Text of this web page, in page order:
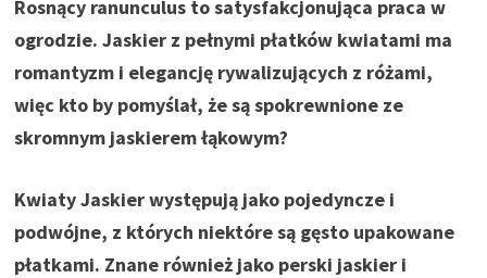
Rosnący ranunculus to satysfakcjonująca praca w
ogrodzie. Jaskier z pełnymi płatków kwiatami ma
romantyzm i elegancję rywalizujących z różami,
więc kto by pomyślał, że są spokrewnione ze
skromnym jaskierem łąkowym?
Kwiaty Jaskier występują jako pojedyncze i
podwójne, z których niektóre są gęsto upakowane
płatkami. Znane również jako perski jaskier i